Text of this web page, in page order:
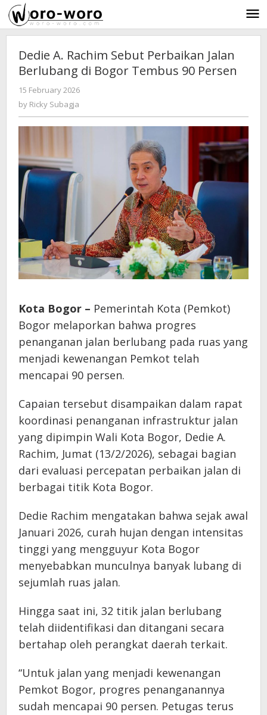
Skip
to
content
Dedie A. Rachim Sebut Perbaikan Jalan
Berlubang di Bogor Tembus 90 Persen
15 February 2026
by Ricky Subagja
Kota Bogor – Pemerintah Kota (Pemkot)
Bogor melaporkan bahwa progres
penanganan jalan berlubang pada ruas yang
menjadi kewenangan Pemkot telah
mencapai 90 persen.
Capaian tersebut disampaikan dalam rapat
koordinasi penanganan infrastruktur jalan
yang dipimpin Wali Kota Bogor, Dedie A.
Rachim, Jumat (13/2/2026), sebagai bagian
dari evaluasi percepatan perbaikan jalan di
berbagai titik Kota Bogor.
Dedie Rachim mengatakan bahwa sejak awal
Januari 2026, curah hujan dengan intensitas
tinggi yang mengguyur Kota Bogor
menyebabkan munculnya banyak lubang di
sejumlah ruas jalan.
Hingga saat ini, 32 titik jalan berlubang
telah diidentifikasi dan ditangani secara
bertahap oleh perangkat daerah terkait.
“Untuk jalan yang menjadi kewenangan
Pemkot Bogor, progres penanganannya
sudah mencapai 90 persen. Petugas terus